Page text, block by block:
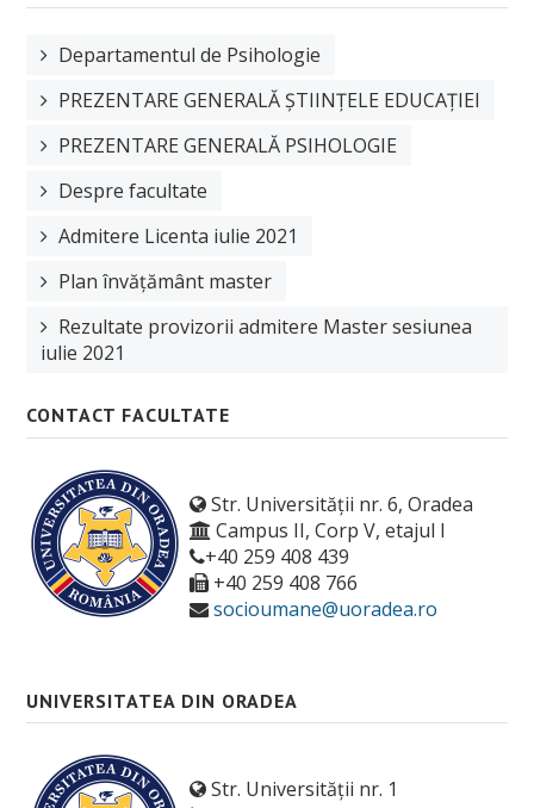
Departamentul de Psihologie
PREZENTARE GENERALĂ ȘTIINȚELE EDUCAȚIEI
PREZENTARE GENERALĂ PSIHOLOGIE
Despre facultate
Admitere Licenta iulie 2021
Plan învățământ master
Rezultate provizorii admitere Master sesiunea
iulie 2021
CONTACT FACULTATE
Str. Universității nr. 6, Oradea
Campus II, Corp V, etajul I
+40 259 408 439
+40 259 408 766
socioumane@uoradea.ro
UNIVERSITATEA DIN ORADEA
Str. Universității nr. 1